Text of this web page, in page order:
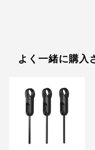
よく一緒に購入